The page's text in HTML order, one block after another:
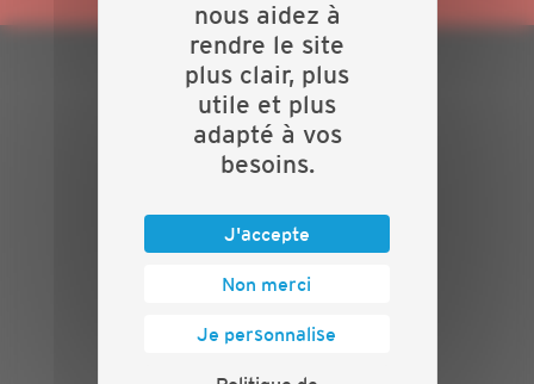
PLAN DU SITE
Actualités
Evénements
Nos batailles
Contact
INFORMATIONS
Crédits
nous aidez à
rendre le site
plus clair, plus
utile et plus
adapté à vos
besoins.
J'accepte
Non merci
Je personnalise